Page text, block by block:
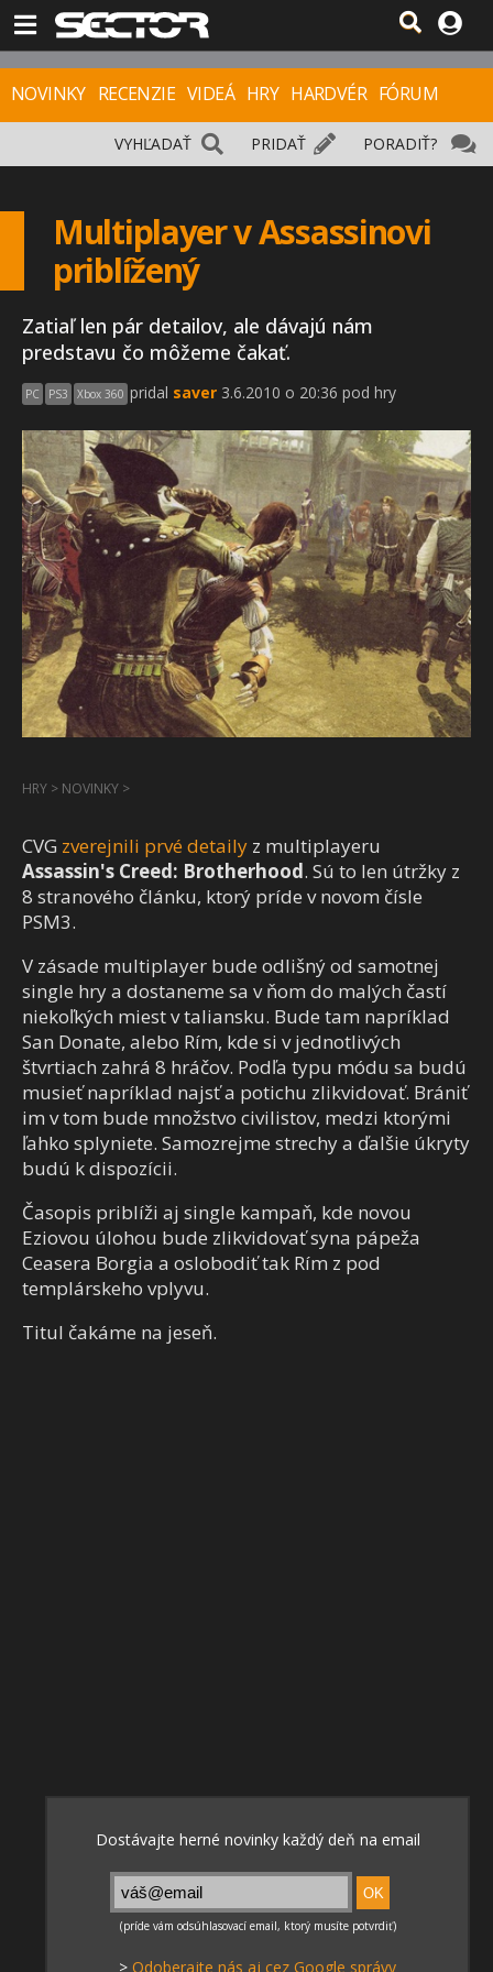
NOVINKY RECENZIE VIDEÁ HRY HARDVÉR FÓRUM
PORADIŤ?
PRIDAŤ
VYHĽADAŤ
Multiplayer v Assassinovi
priblížený
Zatiaľ len pár detailov, ale dávajú nám
predstavu čo môžeme čakať.
PC PS3 Xbox 360 pridal saver 3.6.2010 o 20:36 pod hry
HRY > NOVINKY >
CVG zverejnili prvé detaily z multiplayeru
Assassin's Creed: Brotherhood. Sú to len útržky z
8 stranového článku, ktorý príde v novom čísle
PSM3.
V zásade multiplayer bude odlišný od samotnej
single hry a dostaneme sa v ňom do malých častí
niekoľkých miest v taliansku. Bude tam napríklad
San Donate, alebo Rím, kde si v jednotlivých
štvrtiach zahrá 8 hráčov. Podľa typu módu sa budú
musieť napríklad najsť a potichu zlikvidovať. Brániť
im v tom bude množstvo civilistov, medzi ktorými
ľahko splyniete. Samozrejme strechy a ďalšie úkryty
budú k dispozícii.
Časopis priblíži aj single kampaň, kde novou
Eziovou úlohou bude zlikvidovať syna pápeža
Ceasera Borgia a oslobodiť tak Rím z pod
templárskeho vplyvu.
Titul čakáme na jeseň.
> Odoberajte nás aj cez Google správy